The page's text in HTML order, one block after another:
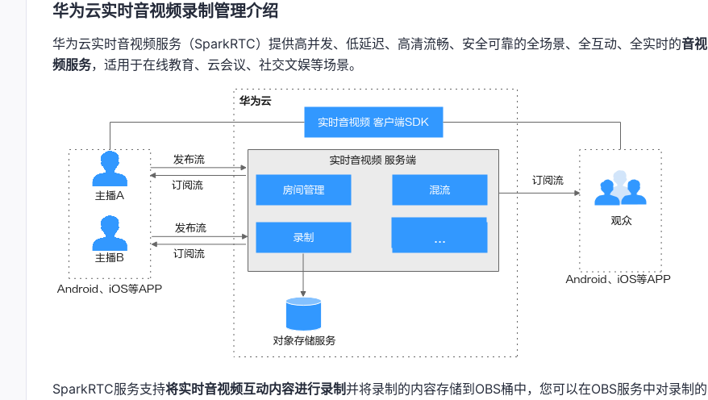
华为云实时音视频录制管理介绍
华为云实时音视频服务（SparkRTC）提供高并发、低延迟、高清流畅、安全可靠的全场景、全互动、全实时的音视
频服务，适用于在线教育、云会议、社交文娱等场景。
SparkRTC服务支持将实时音视频互动内容进行录制并将录制的内容存储到OBS桶中，您可以在OBS服务中对录制的